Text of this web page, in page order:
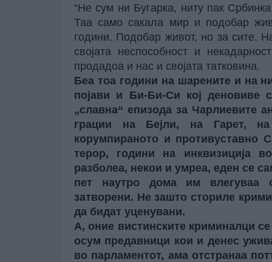
“Не сум ни Бугарка, ниту пак
Таа само сакала мир и подобар
години. Подобар живот, но за сите.
својата неспособност и
продадоа и нас и својата татковина.
Беа тоа години на шарените и на
појави и Би-Би-Си кој деновиве
„славна“ епизода за Чарлиевите
грации на Бејли, на Гарет,
корумпираното и противуставно
терор, години на инквизиција
разболеа, некои и умреа, еден се
пет наутро дома им влегуваа
затворени. Не зашто сториле
да бидат уценувани.
А, оние вистинските криминалци
осум предавници кои и денес
во парламентот, ама отстранаа